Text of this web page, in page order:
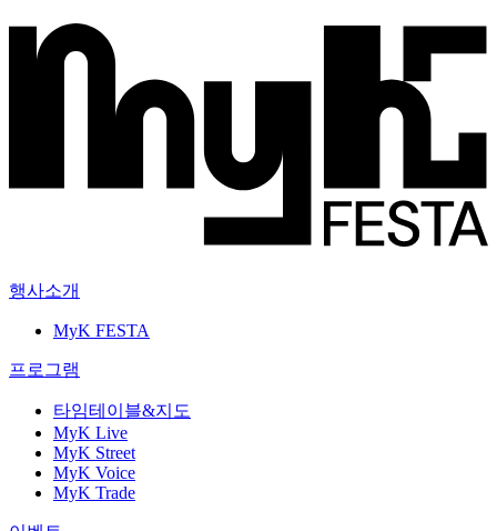
행사소개
MyK FESTA
프로그램
타임테이블&지도
MyK Live
MyK Street
MyK Voice
MyK Trade